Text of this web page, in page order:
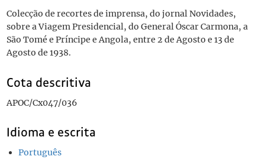
Colecção de recortes de imprensa, do jornal Novidades,
sobre a Viagem Presidencial, do General Óscar Carmona, a
São Tomé e Príncipe e Angola, entre 2 de Agosto e 13 de
Agosto de 1938.
Cota descritiva
APOC/Cx047/036
Idioma e escrita
Português